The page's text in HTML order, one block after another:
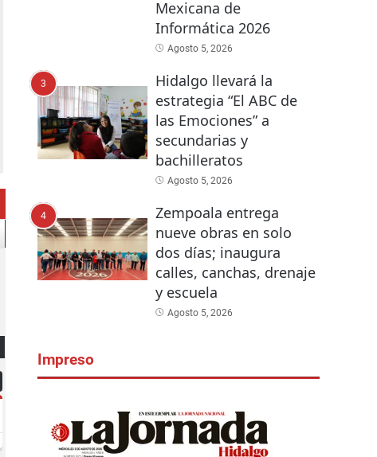
Mexicana de
Informática 2026
Agosto 5, 2026
3
Hidalgo llevará la
estrategia “El ABC de
las Emociones” a
secundarias y
bachilleratos
Agosto 5, 2026
4
Zempoala entrega
nueve obras en solo
dos días; inaugura
calles, canchas, drenaje
y escuela
Agosto 5, 2026
Impreso